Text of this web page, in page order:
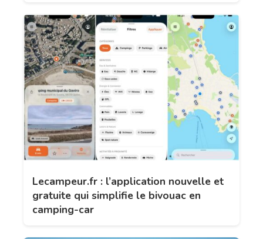
Lecampeur.fr : l’application nouvelle et
gratuite qui simplifie le bivouac en
camping-car